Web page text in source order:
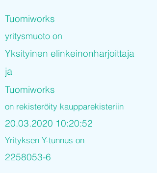
Tuomiworks
yritysmuoto on
Yksityinen elinkeinonharjoittaja
ja
Tuomiworks
on rekisteröity kaupparekisteriin
20.03.2020 10:20:52
Yrityksen Y-tunnus on
2258053-6